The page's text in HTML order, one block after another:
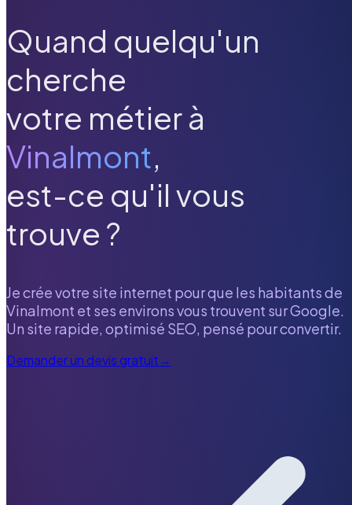
Quand quelqu'un
cherche
votre métier à
Vinalmont,
est-ce qu'il vous
trouve ?
Je crée votre site internet pour que les habitants de
Vinalmont et ses environs vous trouvent sur Google.
Un site rapide, optimisé SEO, pensé pour convertir.
Demander un devis gratuit→